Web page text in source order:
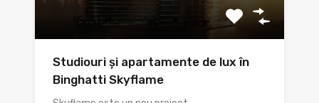
Studiouri și apartamente de lux în
Binghatti Skyflame